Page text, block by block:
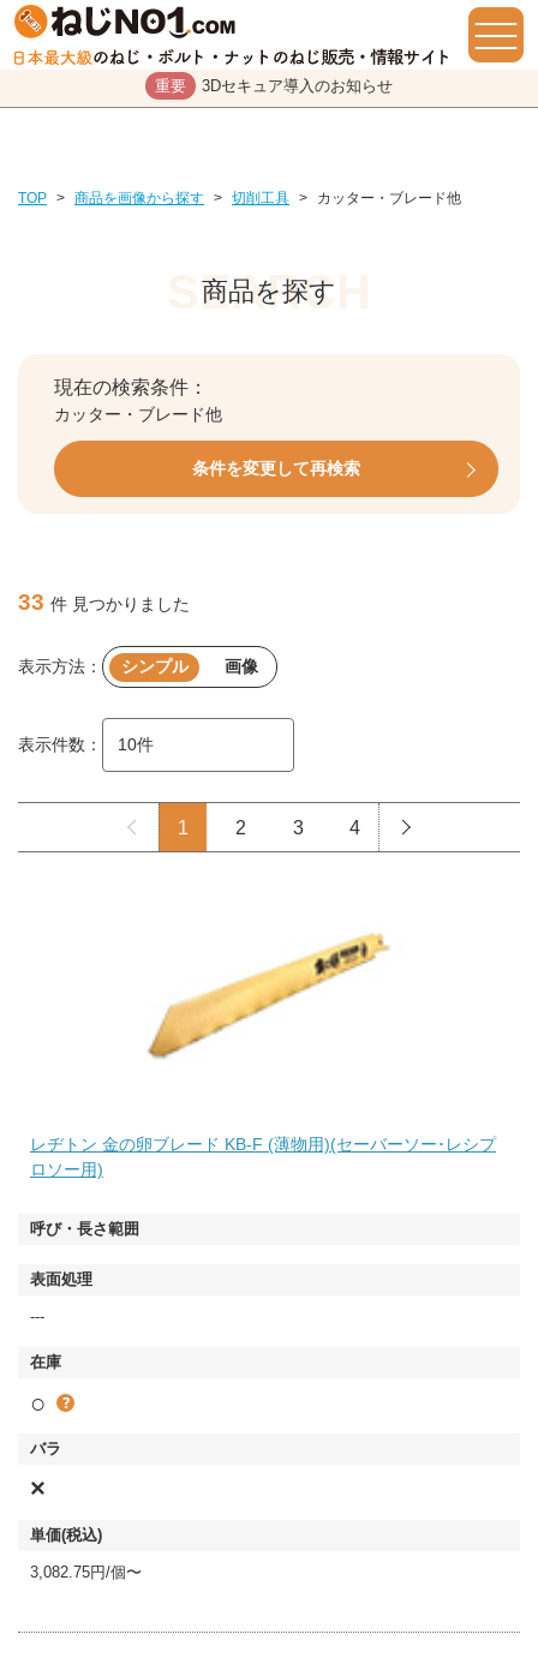
重要 3Dセキュア導入のお知らせ
TOP > 商品を画像から探す > 切削工具 > カッター・ブレード他
商品を探す
現在の検索条件：
カッター・ブレード他
条件を変更して再検索
33 件 見つかりました
表示方法： シンプル 画像
表示件数：
1 2 3 4
レヂトン 金の卵ブレード KB-F (薄物用)(セーバーソー･レシプ
ロソー用)
---
○
×
3,082.75円/個〜